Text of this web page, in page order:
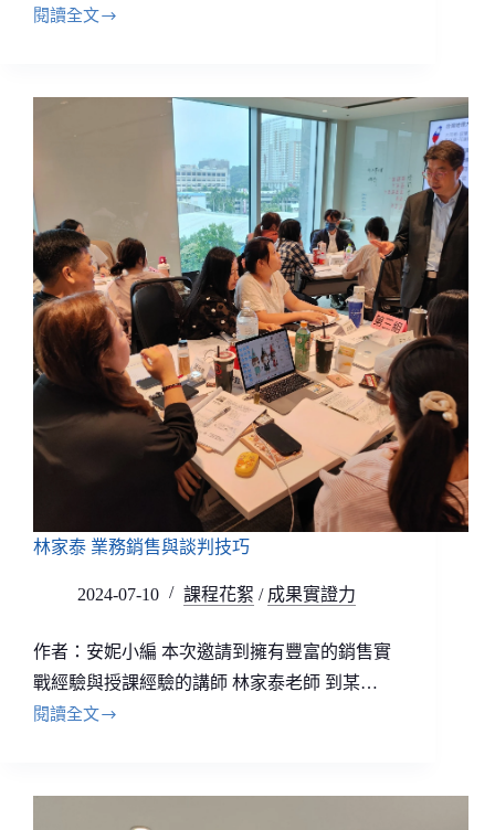
閱讀全文
林家泰 業務銷售與談判技巧
2024-07-10 課程花絮 / 成果實證力
作者：安妮小編 本次邀請到擁有豐富的銷售實
戰經驗與授課經驗的講師 林家泰老師 到某…
閱讀全文